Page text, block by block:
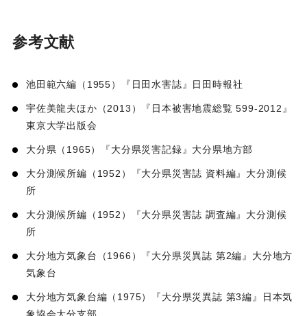
参考文献
池田範六編（1955）『日田水害誌』日田時報社
宇佐美龍夫ほか（2013）『日本被害地震総覧 599-2012』
東京大学出版会
大分県（1965）『大分県災害記録』大分県地方部
大分測候所編（1952）『大分県災害誌 資料編』大分測候
所
大分測候所編（1952）『大分県災害誌 調査編』大分測候
所
大分地方気象台（1966）『大分県災異誌 第2編』大分地方
気象台
大分地方気象台編（1975）『大分県災異誌 第3編』日本気